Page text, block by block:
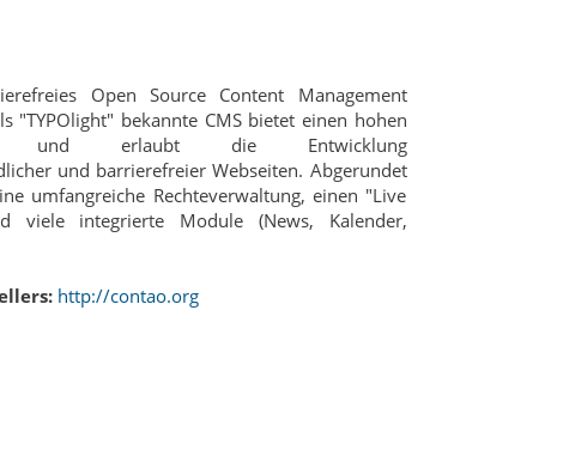
Open Source Content Management
"TYPOlight" bekannte CMS bietet einen hohen
und erlaubt die Entwicklung
und barrierefreier Webseiten. Abgerundet
umfangreiche Rechteverwaltung, einen "Live
viele integrierte Module (News, Kalender,
http://contao.org